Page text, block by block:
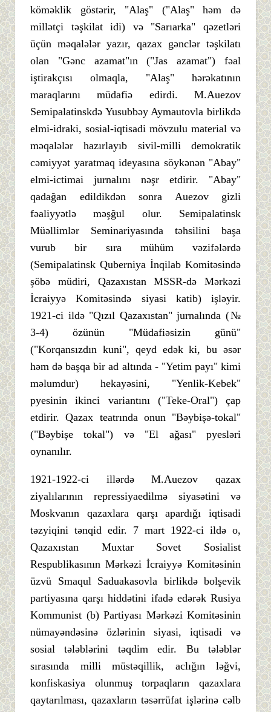
köməklik göstərir, "Alaş" ("Alaş" həm də
millətçi təşkilat idi) və "Sarıarka" qəzetləri
üçün məqalələr yazır, qazax gənclər təşkilatı
olan "Gənc azamat"ın ("Jas azamat") fəal
iştirakçısı olmaqla, "Alaş" hərəkatının
maraqlarını müdafiə edirdi. M.Auezov
Semipalatinskdə Yusubbəy Aymautovla birlikdə
elmi-idraki, sosial-iqtisadi mövzulu material və
məqalələr hazırlayıb sivil-milli demokratik
cəmiyyət yaratmaq ideyasına söykənən "Abay"
elmi-ictimai jurnalını nəşr etdirir. "Abay"
qadağan edildikdən sonra Auezov gizli
fəaliyyətlə məşğul olur. Semipalatinsk
Müəllimlər Seminariyasında təhsilini başa
vurub bir sıra mühüm vəzifələrdə
(Semipalatinsk Quberniya İnqilab Komitəsində
şöbə müdiri, Qazaxıstan MSSR-də Mərkəzi
İcraiyyə Komitəsində siyasi katib) işləyir.
1921-ci ildə "Qızıl Qazaxıstan" jurnalında (№
3-4) özünün "Müdafiəsizin günü"
("Korqansızdın kuni", qeyd edək ki, bu əsər
həm də başqa bir ad altında - "Yetim payı" kimi
məlumdur) hekayəsini, "Yenlik-Kebek"
pyesinin ikinci variantını ("Teke-Oral") çap
etdirir. Qazax teatrında onun "Bəybişə-tokal"
("Bəybişe tokal") və "El ağası" pyesləri
oynanılır.
1921-1922-ci illərdə M.Auezov qazax
ziyalılarının repressiyaedilmə siyasətini və
Moskvanın qazaxlara qarşı apardığı iqtisadi
təzyiqini tənqid edir. 7 mart 1922-ci ildə o,
Qazaxıstan Muxtar Sovet Sosialist
Respublikasının Mərkəzi İcraiyyə Komitəsinin
üzvü Smaqul Saduakasovla birlikdə bolşevik
partiyasına qarşı hiddətini ifadə edərək Rusiya
Kommunist (b) Partiyası Mərkəzi Komitəsinin
nümayəndəsinə özlərinin siyasi, iqtisadi və
sosial tələblərini təqdim edir. Bu tələblər
sırasında milli müstəqillik, aclığın ləğvi,
konfiskasiya olunmuş torpaqların qazaxlara
qaytarılması, qazaxların təsərrüfat işlərinə cəlb